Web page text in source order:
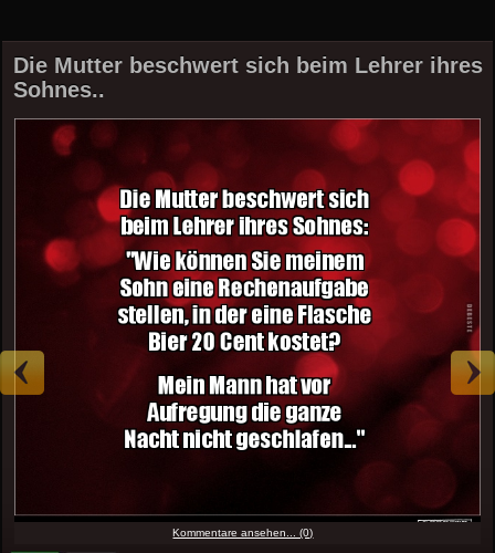
Die Mutter beschwert sich beim Lehrer ihres
Sohnes..
Kommentare ansehen... (0)